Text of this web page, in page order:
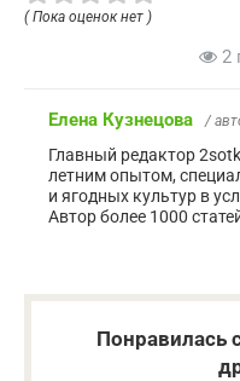
( Пока оценок нет )
2
Елена Кузнецова /
Главный редактор
летним опытом,
и ягодных культур в
Автор более 1000
Понравилась